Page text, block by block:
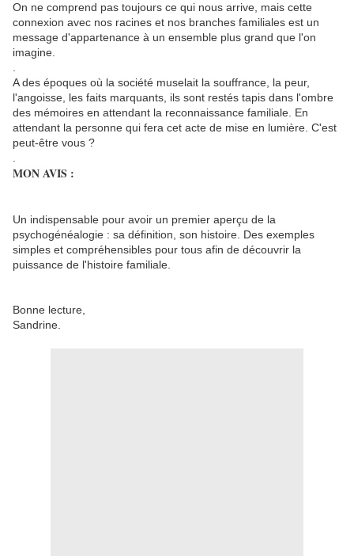
On ne comprend pas toujours ce qui nous arrive, mais cette
connexion avec nos racines et nos branches familiales est un
message d'appartenance à un ensemble plus grand que l'on
imagine.
A des époques où la société muselait la souffrance, la peur,
l'angoisse, les faits marquants, ils sont restés tapis dans l'ombre
des mémoires en attendant la reconnaissance familiale. En
attendant la personne qui fera cet acte de mise en lumière. C'est
peut-être vous ?
MON AVIS :
Un indispensable pour avoir un premier aperçu de la
psychogénéalogie : sa définition, son histoire. Des exemples
simples et compréhensibles pour tous afin de découvrir la
puissance de l'histoire familiale.
Bonne lecture,
Sandrine.